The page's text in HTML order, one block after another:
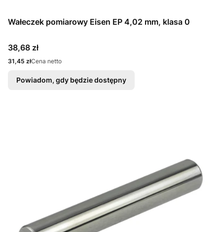
Wałeczek pomiarowy Eisen EP 4,02 mm, klasa 0
Cena
38,68 zł
Cena
31,45 złCena netto
Powiadom, gdy będzie dostępny